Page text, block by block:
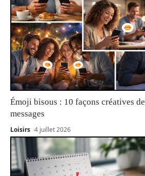
Émoji bisous : 10 façons créatives
messages
Loisirs 4 juillet 2026